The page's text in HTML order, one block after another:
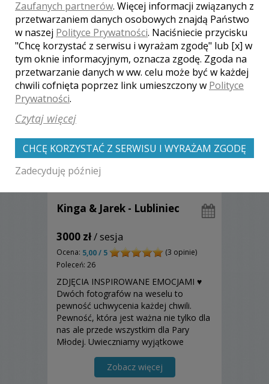
Zobacz więcej
Kinga & Jarek - Lubliniec
3000 zł/ sesja
Ocena: 5,00 / 5
(3 opinie)
Poleceń: 26
ZDJĘCIA INSPIROWANE EMOCJAMI ♥
Dwóch fotografów na weselu to
pewność uchwycenia każdej chwili.
Pewność, która jest ważna nie tylko dla
nas ale przede wszystkim dla Pary
Młodej. Uwieczniamy wyjątkowe
wydarzenia. Dzięki temu zdjęcia ślubne
są naturalne i za każdym razem pełne
Zobacz więcej
Zaufanych partnerów. Więcej informacji związanych z
przetwarzaniem danych osobowych znajdą Państwo
w naszej Polityce Prywatności. Naciśniecie przycisku
"Chcę korzystać z serwisu i wyrażam zgodę" lub [x] w
tym oknie informacyjnym, oznacza zgodę. Zgoda na
przetwarzanie danych w ww. celu może być w każdej
chwili cofnięta poprzez link umieszczony w Polityce
Prywatności.
Czytaj więcej
CHCĘ KORZYSTAĆ Z SERWISU I WYRAŻAM ZGODĘ
Zadecyduję później